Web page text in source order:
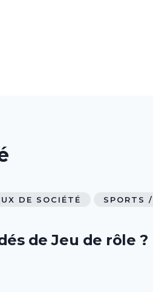
DE SOCIÉTÉ
SPORTS /
de Jeu de rôle ?